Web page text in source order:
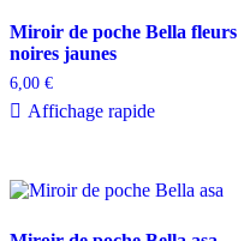
Miroir de poche Bella fleurs
noires jaunes
6,00 €
Affichage rapide